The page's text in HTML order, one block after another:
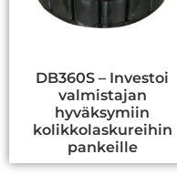
DB360S – Investoi
valmistajan
hyväksymiin
kolikkolaskureihin
pankeille